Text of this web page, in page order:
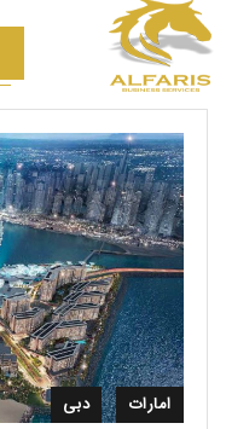
امارات دبی